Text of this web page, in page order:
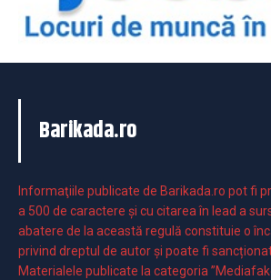
Barikada.ro
Informaţiile publicate de Barikada.ro pot fi
a 500 de caractere şi cu citarea în lead a
abatere de la această regulă constituie o
privind dreptul de autor și poate fi
Materialele publicate la categoria